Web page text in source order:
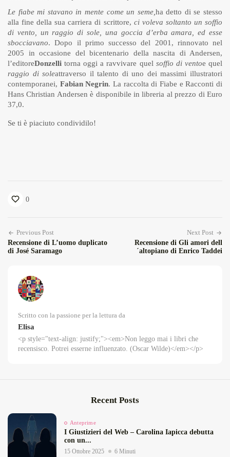
Le fiabe mi stavano in mente come un seme, ha detto di se stesso
alla fine della sua carriera di scrittore, ci voleva soltanto un soffio
di vento, un raggio di sole, una goccia d’erba amara, ed esse
sbocciavano. Dopo il primo successo del 2001, rinnovato nel
2005 in occasione del bicentenario della nascita di Andersen,
l’editoreDonzelli torna oggi a ravvivare quel soffio di ventoe quel
raggio di soleattraverso il talento di uno dei massimi illustratori
contemporanei, Fabian Negrin. La raccolta di Fiabe e Racconti di
Hans Christian Andersen è disponibile in libreria al prezzo di Euro
37,0.
Se ti è piaciuto condividilo!
0
Previous Post
Recensione di L’uomo duplicato
di José Saramago
Next Post
Recensione di Gli amori dell
´altopiano di Enrico Taddei
Scritto con la passione per la lettura da
Elisa
<p style="text-align: justify;"><em>Non leggo mai i libri che
recensisco. Potrei esserne influenzato. (Oscar Wilde)</em></p>
Recent Posts
Anteprime
I Giustizieri del Web – Carolina Iapicca debutta
con un...
15 Ottobre 2025 6 Minuti